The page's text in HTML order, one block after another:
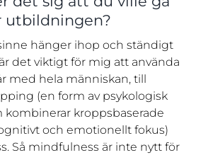
utbildningen?
hänger ihop och ständigt
det viktigt för mig att använda
med hela människan, till
(en form av psykologisk
kombinerar kroppsbaserade
och emotionellt fokus)
Så mindfulness är inte nytt för